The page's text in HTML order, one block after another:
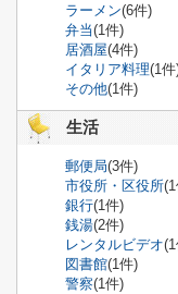
ラーメン(6件)
弁当(1件)
居酒屋(4件)
イタリア料理(1件
その他(1件)
生活
郵便局(3件)
市役所・区役所
銀行(1件)
銭湯(2件)
レンタルビデオ
図書館(1件)
警察(1件)